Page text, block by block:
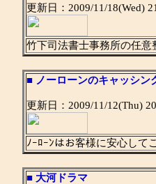
更新日：2009/11/18(Wed)
竹下司法書士事務所の任意
■ ノーローンのキャッシン
更新日：2009/11/12(Thu)
ﾉｰﾛｰﾝはお客様に安心して
■ 大河ドラマ